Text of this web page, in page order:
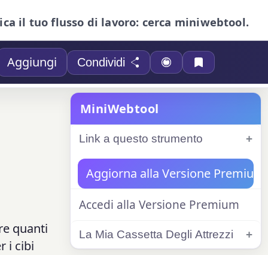
il tuo flusso di lavoro: cerca miniwebtool.
Aggiungi Condividi
quanti
i cibi
MiniWebtool
Link a questo strumento
Aggiorna alla Versione Premium
Accedi alla Versione Premium
La Mia Cassetta Degli Attrezzi